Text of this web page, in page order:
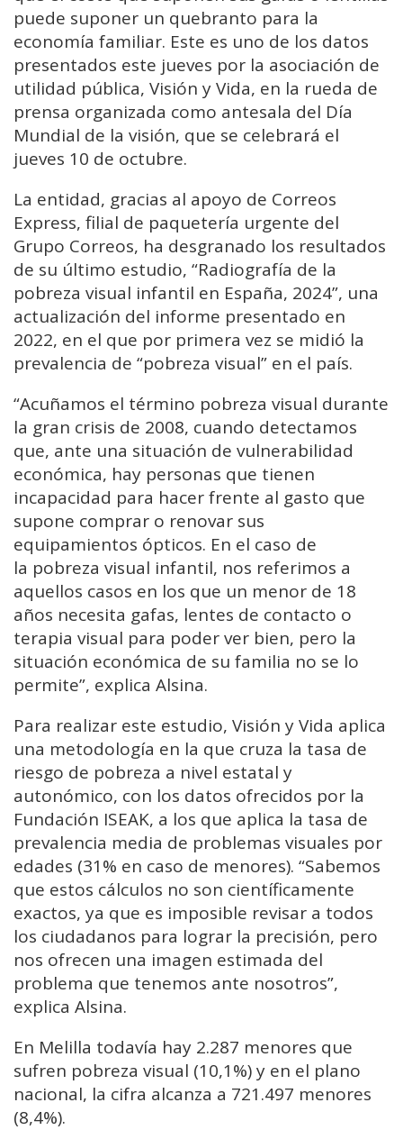
puede suponer un quebranto para la
economía familiar. Este es uno de los datos
presentados este jueves por la asociación de
utilidad pública, Visión y Vida, en la rueda de
prensa organizada como antesala del Día
Mundial de la visión, que se celebrará el
jueves 10 de octubre.
La entidad, gracias al apoyo de Correos
Express, filial de paquetería urgente del
Grupo Correos, ha desgranado los resultados
de su último estudio, “Radiografía de la
pobreza visual infantil en España, 2024”, una
actualización del informe presentado en
2022, en el que por primera vez se midió la
prevalencia de “pobreza visual” en el país.
“Acuñamos el término pobreza visual durante
la gran crisis de 2008, cuando detectamos
que, ante una situación de vulnerabilidad
económica, hay personas que tienen
incapacidad para hacer frente al gasto que
supone comprar o renovar sus
equipamientos ópticos. En el caso de
la pobreza visual infantil, nos referimos a
aquellos casos en los que un menor de 18
años necesita gafas, lentes de contacto o
terapia visual para poder ver bien, pero la
situación económica de su familia no se lo
permite”, explica Alsina.
Para realizar este estudio, Visión y Vida aplica
una metodología en la que cruza la tasa de
riesgo de pobreza a nivel estatal y
autonómico, con los datos ofrecidos por la
Fundación ISEAK, a los que aplica la tasa de
prevalencia media de problemas visuales por
edades (31% en caso de menores). “Sabemos
que estos cálculos no son científicamente
exactos, ya que es imposible revisar a todos
los ciudadanos para lograr la precisión, pero
nos ofrecen una imagen estimada del
problema que tenemos ante nosotros”,
explica Alsina.
En Melilla todavía hay 2.287 menores que
sufren pobreza visual (10,1%) y en el plano
nacional, la cifra alcanza a 721.497 menores
(8,4%).